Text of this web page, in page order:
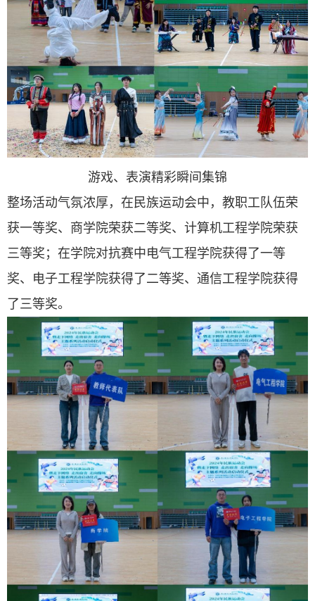
游戏、表演精彩瞬间集锦
整场活动气氛浓厚，在民族运动会中，教职工队伍荣
获一等奖、商学院荣获二等奖、计算机工程学院荣获
三等奖；在学院对抗赛中电气工程学院获得了一等
奖、电子工程学院获得了二等奖、通信工程学院获得
了三等奖。